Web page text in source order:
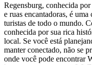
Regensburg, conhecida
e ruas encantadoras, é
turistas de todo o mundo.
conhecida por sua rica
local. Se você está
manter conectado, não se
onde você pode